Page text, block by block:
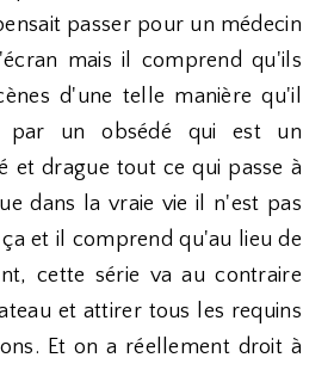
passer pour un médecin
mais il comprend qu'ils
d'une telle manière qu'il
par un obsédé qui est un
et drague tout ce qui passe à
dans la vraie vie il n'est pas
et il comprend qu'au lieu de
cette série va au contraire
et attirer tous les requins
Et on a réellement droit à